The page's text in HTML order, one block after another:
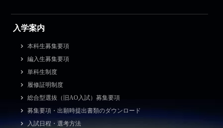
入学案内
本科生募集要項
編入生募集要項
単科生制度
履修証明制度
総合型選抜（旧AO入試）募集要項
募集要項・出願時提出書類のダウンロード
入試日程・選考方法